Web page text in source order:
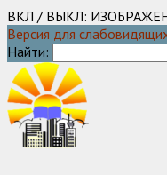
ВКЛ / ВЫКЛ:
Версия для
Найти: